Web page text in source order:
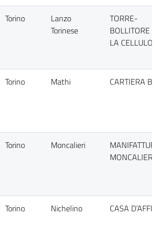
Torino
Lanzo
Torinese
TORRE-
BOLLITORE
LA
Torino Mathi CARTIERA
Torino Moncalieri
MONCALIERI
Torino Nichelino CASA